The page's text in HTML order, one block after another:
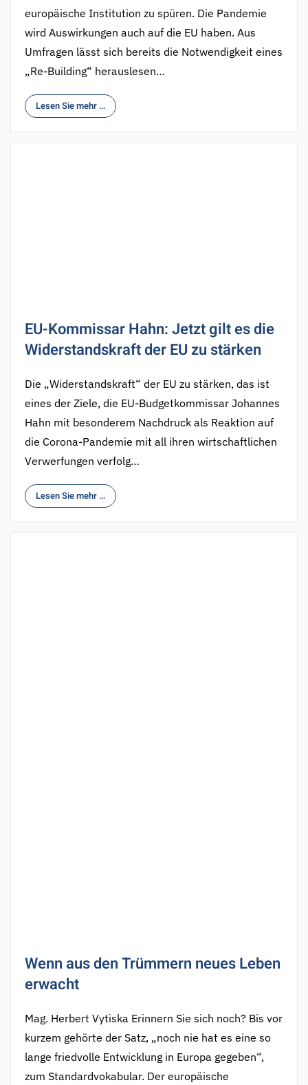
europäische Institution zu spüren. Die Pandemie
wird Auswirkungen auch auf die EU haben. Aus
Umfragen lässt sich bereits die Notwendigkeit eines
„Re-Building“ herauslesen…
Lesen Sie mehr …
EU-Kommissar Hahn: Jetzt gilt es die
Widerstandskraft der EU zu stärken
Die „Widerstandskraft“ der EU zu stärken, das ist
eines der Ziele, die EU-Budgetkommissar Johannes
Hahn mit besonderem Nachdruck als Reaktion auf
die Corona-Pandemie mit all ihren wirtschaftlichen
Verwerfungen verfolg…
Lesen Sie mehr …
Wenn aus den Trümmern neues Leben
erwacht
Mag. Herbert Vytiska Erinnern Sie sich noch? Bis vor
kurzem gehörte der Satz, „noch nie hat es eine so
lange friedvolle Entwicklung in Europa gegeben“,
zum Standardvokabular. Der europäische